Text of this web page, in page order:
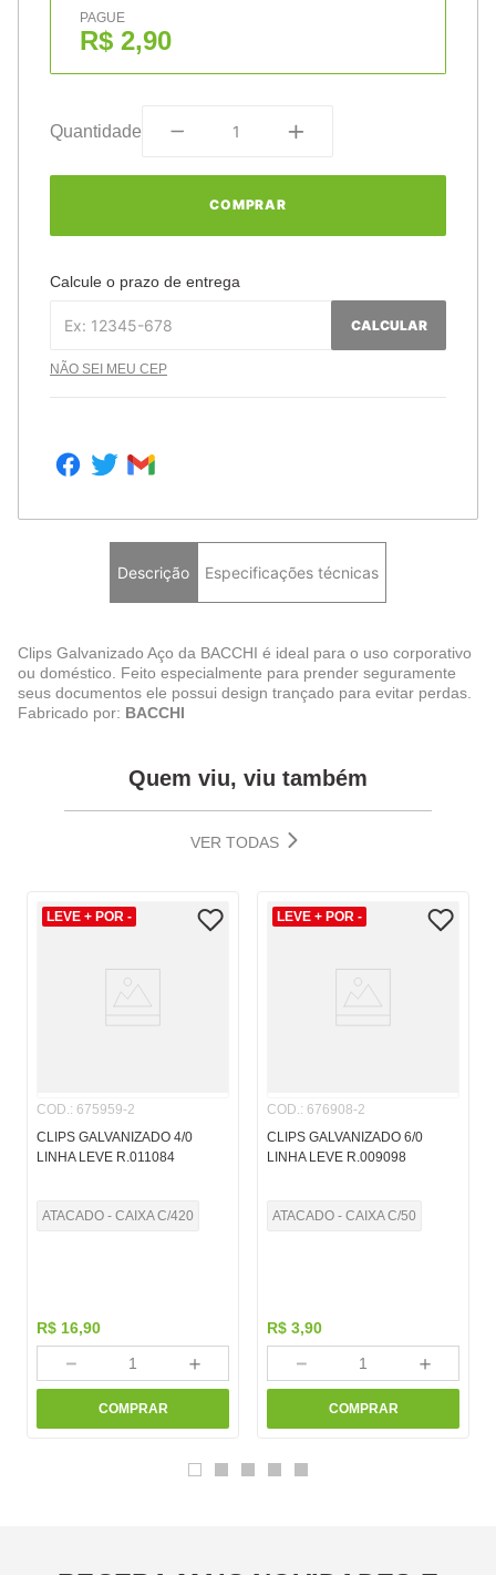
PAGUE
R$ 2,90
Quantidade
COMPRAR
Calcule o prazo de entrega
CALCULAR
NÃO SEI MEU CEP
Descrição Especificações técnicas
Clips Galvanizado Aço da BACCHI é ideal para o uso corporativo
ou doméstico. Feito especialmente para prender seguramente
seus documentos ele possui design trançado para evitar perdas.
Fabricado por: BACCHI
Quem viu, viu também
VER TODAS
LEVE + POR -
COD.: 675959-2
CLIPS GALVANIZADO 4/0
LINHA LEVE R.011084
ATACADO - CAIXA C/420
R$ 16,90
＋
－
COMPRAR
LEVE + POR -
COD.: 676908-2
CLIPS GALVANIZADO 6/0
LINHA LEVE R.009098
ATACADO - CAIXA C/50
R$ 3,90
＋
－
COMPRAR